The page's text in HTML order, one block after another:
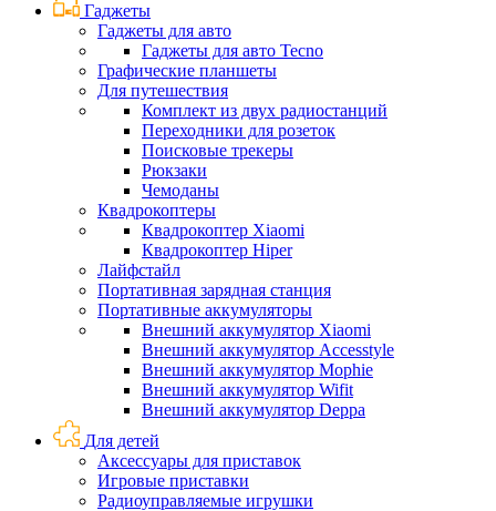
Гаджеты
Гаджеты для авто
Гаджеты для авто Tecno
Графические планшеты
Для путешествия
Комплект из двух радиостанций
Переходники для розеток
Поисковые трекеры
Рюкзаки
Чемоданы
Квадрокоптеры
Квадрокоптер Xiaomi
Квадрокоптер Hiper
Лайфстайл
Портативная зарядная станция
Портативные аккумуляторы
Внешний аккумулятор Xiaomi
Внешний аккумулятор Accesstyle
Внешний аккумулятор Mophie
Внешний аккумулятор Wifit
Внешний аккумулятор Deppa
Для детей
Аксессуары для приставок
Игровые приставки
Радиоуправляемые игрушки